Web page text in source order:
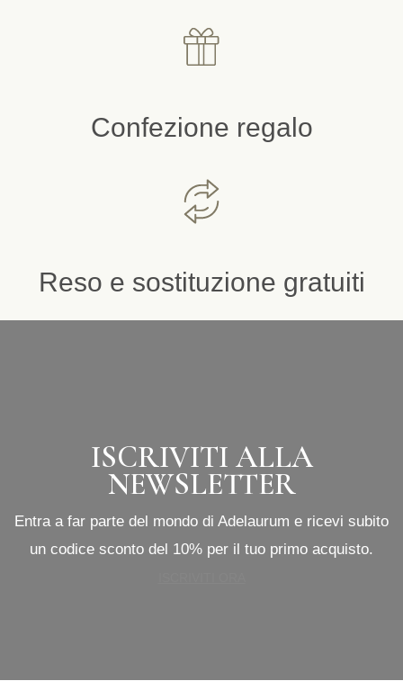
Confezione regalo
Reso e sostituzione gratuiti
ISCRIVITI ALLA
NEWSLETTER
Entra a far parte del mondo di Adelaurum e ricevi subito
un codice sconto del 10% per il tuo primo acquisto.